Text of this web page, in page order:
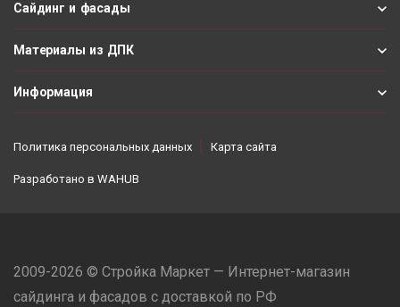
Сайдинг и фасады
Материалы из ДПК
Информация
Политика персональных данных Карта сайта
Разработано в WAHUB
2009-2026 © Стройка Маркет — Интернет-магазин
сайдинга и фасадов с доставкой по РФ